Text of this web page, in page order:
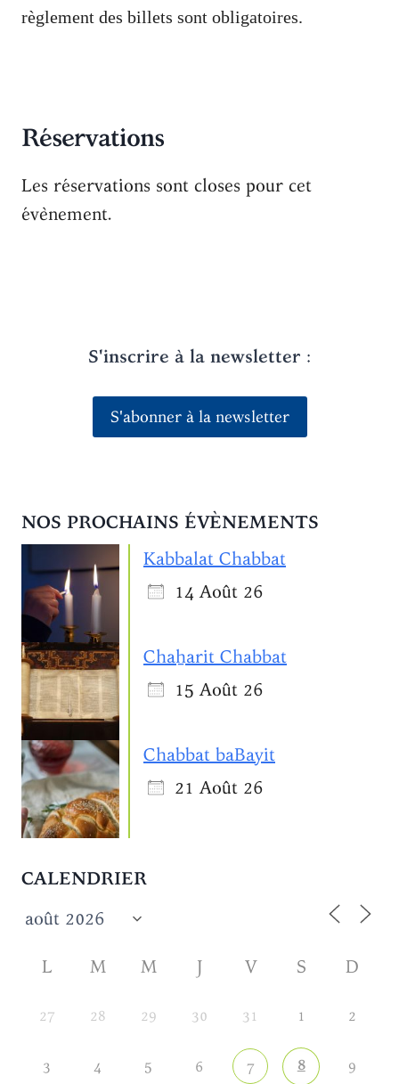
règlement des billets sont obligatoires.
Réservations
Les réservations sont closes pour cet
évènement.
S'inscrire à la newsletter :
S'abonner à la newsletter
NOS PROCHAINS ÉVÈNEMENTS
Kabbalat Chabbat
14 Août 26
Chaẖarit Chabbat
15 Août 26
Chabbat baBayit
21 Août 26
CALENDRIER
L M M J V S D
27 28 29 30 31 1 2
3 4 5 6 7 8 9